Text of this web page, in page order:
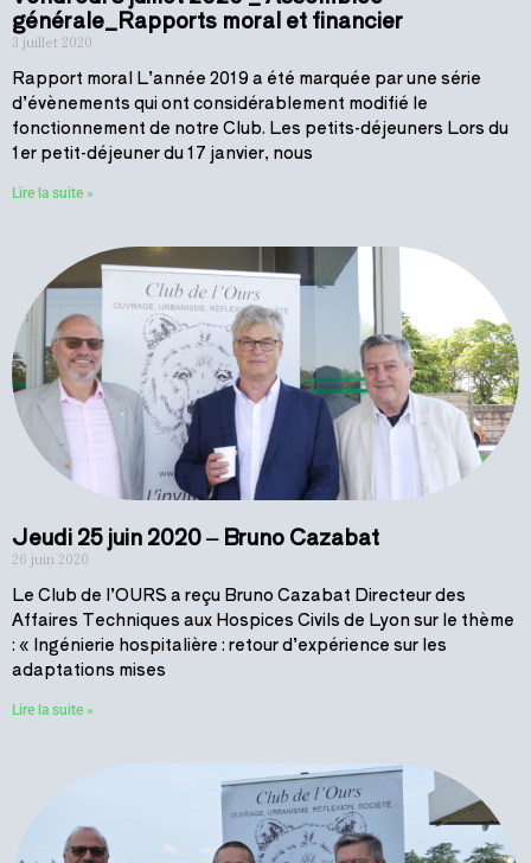
générale_Rapports moral et financier
3 juillet 2020
Rapport moral L’année 2019 a été marquée par une série
d’évènements qui ont considérablement modifié le
fonctionnement de notre Club. Les petits-déjeuners Lors du
1er petit-déjeuner du 17 janvier, nous
Lire la suite »
Jeudi 25 juin 2020 – Bruno Cazabat
26 juin 2020
Le Club de l’OURS a reçu Bruno Cazabat Directeur des
Affaires Techniques aux Hospices Civils de Lyon sur le thème
: « Ingénierie hospitalière : retour d’expérience sur les
adaptations mises
Lire la suite »